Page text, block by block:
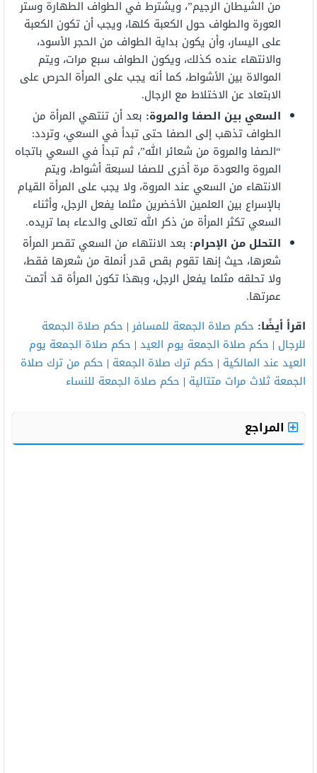
من الشيطان الرجيم”، ويشترط في الطواف الطهارة وستر
العورة والطواف حول الكعبة كلها، ويجب أن تكون الكعبة
على اليسار، وأن يكون بداية الطواف من الحجر الأسود،
والانتهاء عنده كذلك، ويكون الطواف سبع مرات، ويتم
الموالاة بين الأشواط، كما أنه يجب على المرأة الحرص على
الابتعاد عن الاختلاط مع الرجال.
السعي بين الصفا والمروة: بعد أن تنتهي المرأة من
الطواف تذهب إلى الصفا حتى تبدأ في السعي، وتردد:
“الصفا والمروة من شعائر الله”، ثم تبدأ في السعي باتجاه
المروة والعودة مرة أخرى للصفا لسبعة أشواط، ويتم
الانتهاء من السعي عند المروة، ولا يجب على المرأة القيام
بالإسراع بين العلمين الأخضرين مثلما يفعل الرجل، وأثناء
السعي تكثر المرأة من ذكر الله تعالى والدعاء بما تريده.
التحلل من الإحرام: بعد الانتهاء من السعي تقصر المرأة
شعرها، حيث إنها تقوم بقص قدر أنملة من شعرها فقط،
ولا تحلقه مثلما يفعل الرجل، وبهذا تكون المرأة قد أتمت
عمرتها.
اقرأ أيضًا: حكم صلاة الجمعة للمسافر| حكم صلاة الجمعة
للرجال | حكم صلاة الجمعة يوم العيد | حكم صلاة الجمعة يوم
العيد عند المالكية | حكم ترك صلاة الجمعة | حكم من ترك صلاة
الجمعة ثلاث مرات متتالية | حكم صلاة الجمعة للنساء
المراجع